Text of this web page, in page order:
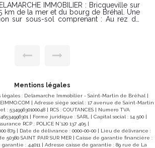
IMMOBILIER : BRICQUEVILLE
des commerces, belle maison
Maison d'habitation
1610m². PRIX : 300000 €
d'énergie pour un usage standard :
2021, 2022, 2023 (abonnements
à l'arrêté du 31 mars 2021 en
du DPE "Les informations
auxquels ce bien est exposé sont
sur le site Géorisques :
: DELAMARCHE
Florian GINARD 07.86.27.44.34
Mentions légales
légales : Delamarche Immobilier - Saint-Martin de Bréhal |
| Adresse siège social : 17 avenue de Saint-Martin
: 53499630100048 | RCS : COUTANCES | Numero TVA
| Forme juridique : SARL | Capital social : 14 500 |
RCP : POLICE N°120 137 405 |
000 879 | Date de délivrance : 0000-00-00 | Lieu de délivrance :
50380 SAINT PAIR SUR MER | Caisse de garantie financière :
garantie : 44011 | Adresse caisse de garantie : 89 rue de La